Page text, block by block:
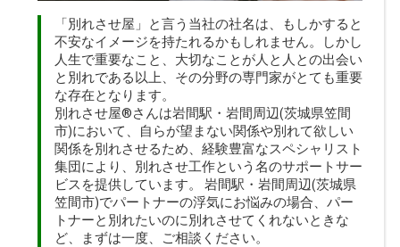
「別れさせ屋 」と言う当社の社名は、もしかすると
不安なイメージを持たれるかもしれません。しかし
人生で重要なこと、大切なことが人と人との出会い
と別れである以上、その分野の専門家がとても重要
な存在となります。
別れさせ屋®さんは岩間駅・岩間周辺(茨城県笠間
市)において、自らが望まない関係や別れて欲しい
関係を別れさせるため、経験豊富なスペシャリスト
集団により、 別れさせ工作という名のサポートサー
ビスを提供しています。 岩間駅・岩間周辺(茨城県
笠間市)でパートナーの浮気にお悩みの場合、パー
トナーと別れたいのに別れさせてくれないときな
ど、まずは一度、ご相談ください。